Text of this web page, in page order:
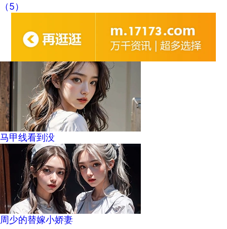
（5）
马甲线看到没
周少的替嫁小娇妻